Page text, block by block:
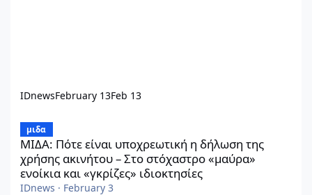
IDnewsFebruary 13Feb 13
ΜΙΔΑ: Πότε είναι υποχρεωτική η δήλωση της χρήσης ακινήτου
μιδα
ΜΙΔΑ: Πότε είναι υποχρεωτική η δήλωση της
χρήσης ακινήτου – Στο στόχαστρο «μαύρα»
ενοίκια και «γκρίζες» ιδιοκτησίες
IDnews · February 3